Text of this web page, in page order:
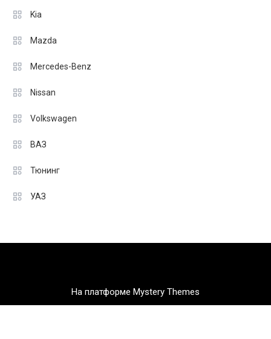
Kia
Mazda
Mercedes-Benz
Nissan
Volkswagen
ВАЗ
Тюнинг
УАЗ
На платформе Mystery Themes